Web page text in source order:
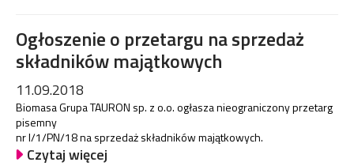
Ogłoszenie o przetargu na sprzedaż
składników majątkowych
11.09.2018
Biomasa Grupa TAURON sp. z o.o. ogłasza nieograniczony przetarg
pisemny
nr I/1/PN/18 na sprzedaż składników majątkowych.
Czytaj więcej